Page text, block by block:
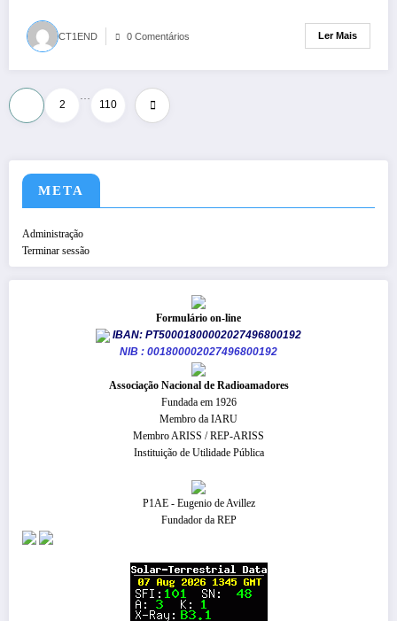
CT1END 0 Comentários Ler Mais
Paginação
dos
conteúdos
2
…
110
META
Administração
Terminar sessão
Formulário on-line
IBAN: PT50001800002027496800192
NIB : 001800002027496800192
​Associação Nacional de Radioamadores
Fundada em 1926
Membro da IARU
Membro ARISS / REP-ARISS
Instituição de Utilidade Pública
P1AE - Eugenio de Avillez
Fundador da REP